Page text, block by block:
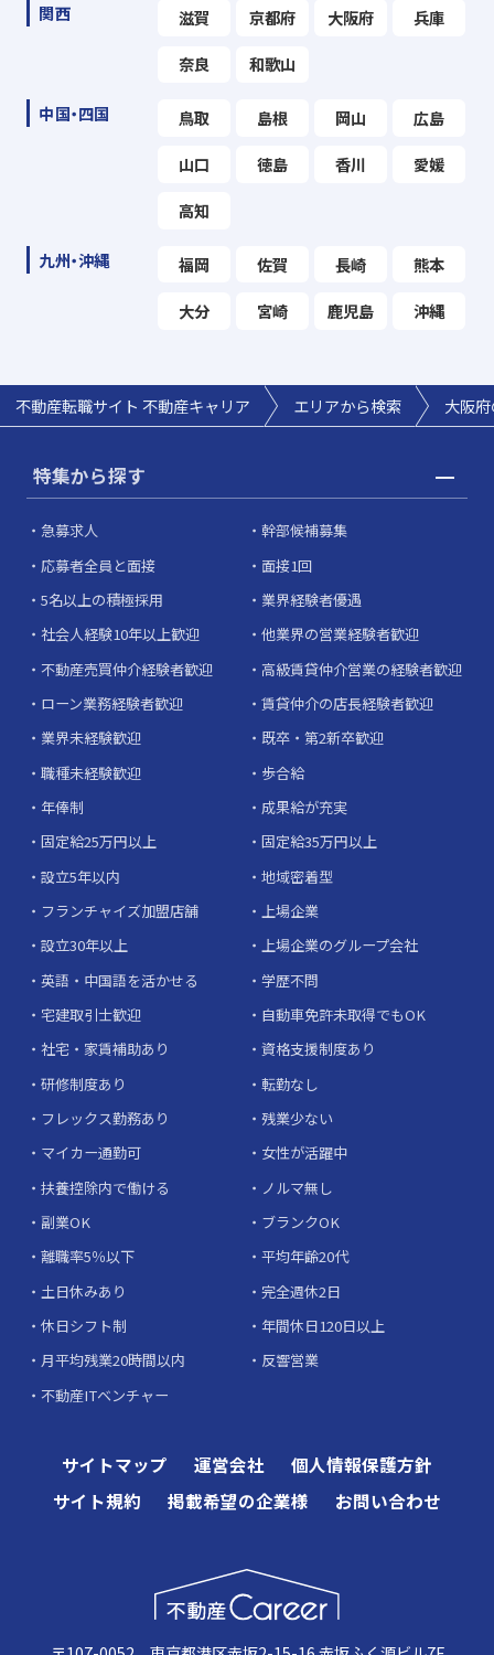
関西 滋賀 京都府 大阪府 兵庫
奈良 和歌山
中国・四国 鳥取 島根 岡山 広島
山口 徳島 香川 愛媛
高知
九州・沖縄 福岡 佐賀 長崎 熊本
大分 宮崎 鹿児島 沖縄
不動産転職サイト 不動産キャリア エリアから検索 大阪
特集から探す
急募求人
幹部候補募集
応募者全員と面接
面接1回
5名以上の積極採用
業界経験者優遇
社会人経験10年以上歓迎
他業界の営業経験者歓迎
不動産売買仲介経験者歓迎
高級賃貸仲介営業の経験者歓迎
ローン業務経験者歓迎
賃貸仲介の店長経験者歓迎
業界未経験歓迎
既卒・第2新卒歓迎
職種未経験歓迎
歩合給
年俸制
成果給が充実
固定給25万円以上
固定給35万円以上
設立5年以内
地域密着型
フランチャイズ加盟店舗
上場企業
設立30年以上
上場企業のグループ会社
英語・中国語を活かせる
学歴不問
宅建取引士歓迎
自動車免許未取得でもOK
社宅・家賃補助あり
資格支援制度あり
研修制度あり
転勤なし
フレックス勤務あり
残業少ない
マイカー通勤可
女性が活躍中
扶養控除内で働ける
ノルマ無し
副業OK
ブランクOK
離職率5％以下
平均年齢20代
土日休みあり
完全週休2日
休日シフト制
年間休日120日以上
月平均残業20時間以内
反響営業
不動産ITベンチャー
サイトマップ 運営会社
個人情報保護方針
サイト規約
掲載希望の企業様 お問い合わせ